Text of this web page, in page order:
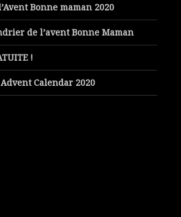
Bonne maman 2020
de l’avent Bonne Maman
!
Calendar 2020